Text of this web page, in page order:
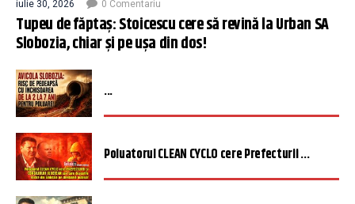
iulie 30, 2026 0 Comentariu
Tupeu de făptaș: Stoicescu cere să revină la Urban SA
Slobozia, chiar și pe ușa din dos!
...
Poluatorul CLEAN CYCLO cere Prefecturii ...